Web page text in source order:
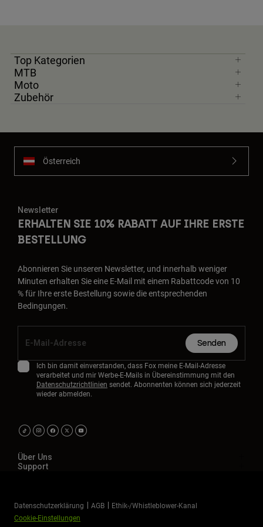
Top Kategorien
MTB
Moto
Zubehör
Österreich
Newsletter
ERHALTEN SIE 10% RABATT AUF IHRE ERSTE
BESTELLUNG
Abonnieren Sie unseren Newsletter, und innerhalb weniger
Minuten erhalten Sie eine E-Mail mit einem Rabattcode von 10
% für Ihre erste Bestellung sowie die entsprechenden
Bedingungen.
Senden
Ich bin damit einverstanden, dass Fox meine E-Mail-Adresse
verarbeitet und mir Werbe-E-Mails in Übereinstimmung mit den
Datenschutzrichtlinien sendet. Abonnenten können sich jederzeit
wieder abmelden.
Über Uns
Support
Datenschutzerklärung AGB
Ethik-/Whistleblower-Kanal
Cookie-Einstellungen